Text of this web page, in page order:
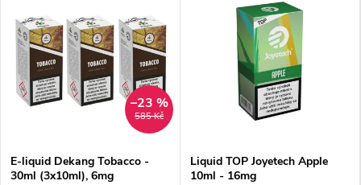
585 Kč
–23 %
E-liquid Dekang Tobacco -
30ml (3x10ml), 6mg
Liquid TOP Joyetech Apple
10ml - 16mg